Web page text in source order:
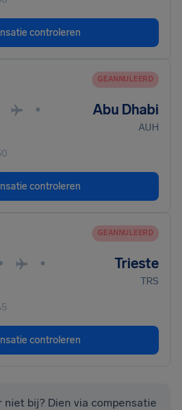
controleren
GEANNULEERD
• Abu Dhabi
AUH
controleren
GEANNULEERD
• Trieste
TRS
controleren
bij? Dien via compensatie